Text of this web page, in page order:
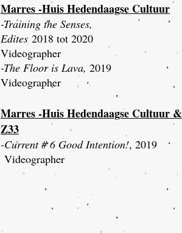
Marres -Huis Hedendaagse Cultuur
-Training the Senses,
Edites 2018 tot 2020
Videographer
-The Floor is Lava, 2019
Videographer
Marres -Huis Hedendaagse Cultuur &
Z33
-Current # 6 Good Intention!, 2019
Videographer